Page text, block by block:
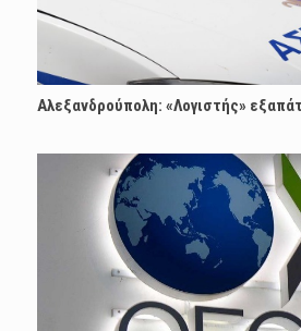
Αλεξανδρούπολη: «Λογιστής»